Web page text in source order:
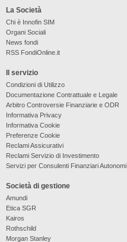
La Società
Chi è Innofin SIM
Organi Sociali
News fondi
RSS FondiOnline.it
Il servizio
Condizioni di Utilizzo
Documentazione Contrattuale e Legale
Arbitro Controversie Finanziarie e ODR
Informativa Privacy
Informativa Cookie
Preferenze Cookie
Reclami Assicurativi
Reclami Servizio di Investimento
Servizi per Consulenti Finanziari Autonomi
Società di gestione
Amundi
Etica SGR
Kairos
Rothschild
Morgan Stanley